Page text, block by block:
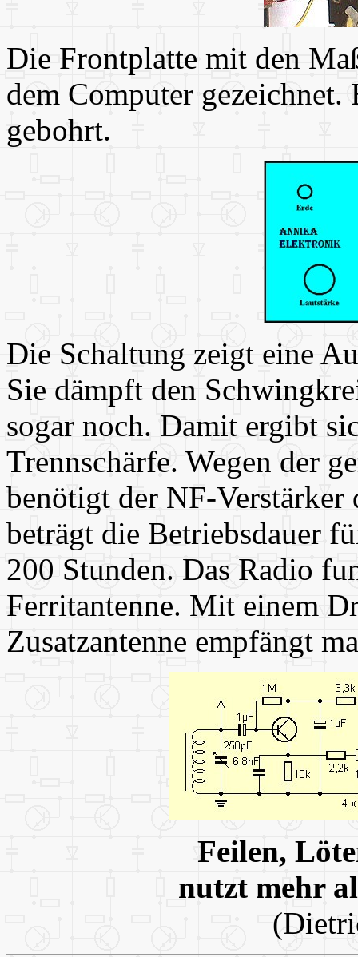
Die Frontplatte mit den
dem Computer
gebohrt.
Die Schaltung zeigt eine
Sie dämpft den
sogar noch. Damit ergibt
Trennschärfe. Wegen der
benötigt der NF-
beträgt die Betriebsdauer
200 Stunden. Das Radio
Ferritantenne. Mit einem
Zusatzantenne empfängt
Feilen,
nutzt mehr